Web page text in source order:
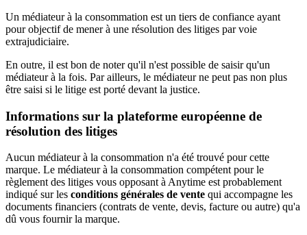
Un médiateur à la consommation est un tiers de confiance ayant
pour objectif de mener à une résolution des litiges par voie
extrajudiciaire.
En outre, il est bon de noter qu'il n'est possible de saisir qu'un
médiateur à la fois. Par ailleurs, le médiateur ne peut pas non plus
être saisi si le litige est porté devant la justice.
Informations sur la plateforme européenne de
résolution des litiges
Aucun médiateur à la consommation n'a été trouvé pour cette
marque. Le médiateur à la consommation compétent pour le
règlement des litiges vous opposant à Anytime est probablement
indiqué sur les conditions générales de vente qui accompagne les
documents financiers (contrats de vente, devis, facture ou autre) qu'a
dû vous fournir la marque.